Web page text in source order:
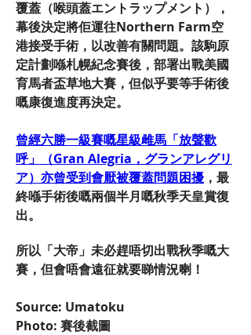
覆蓋（喉頭蓋エントラップメント），
幕後決定將佢運往Northern Farm空
港接受手術，以改善有關問題。該駒原
定計劃喺札幌紀念賽後，部署出戰美國
育馬者盃草地大賽，但似乎要等手術後
嘅康復進度再決定。
曾經六勝一級賽嘅星級雌馬「放聲歡
呼」（Gran Alegria，グランアレグリ
ア）亦曾受到會厭被覆蓋問題困擾 ，最
終喺手術後嘅兩個半月嘅秋季天皇賞復
出。
所以「大帝」未必趕唔切出戰秋季嘅大
賽，但會唔會遠征就要睇情況喇！
Source: Umatoku
Photo: 賽後截圖